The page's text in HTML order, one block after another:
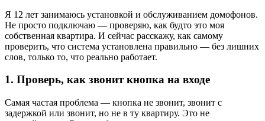
Я 12 лет занимаюсь установкой и обслуживанием домофонов.
Не просто подключаю — проверяю, как будто это моя
собственная квартира. И сейчас расскажу, как самому
проверить, что система установлена правильно — без лишних
слов, только то, что реально работает.
1. Проверь, как звонит кнопка на входе
Самая частая проблема — кнопка не звонит, звонит с
задержкой или звонит, но не в ту квартиру. Это не